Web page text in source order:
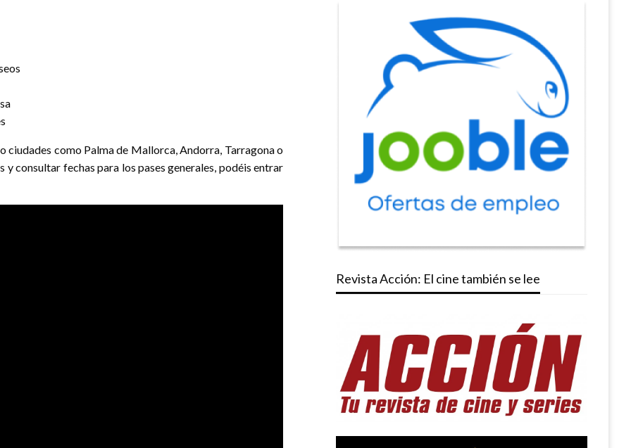
ciudades como Palma de Mallorca, Andorra, Tarragona o
consultar fechas para los pases generales, podéis entrar
Revista Acción: El cine también se lee